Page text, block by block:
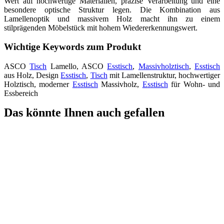
besondere optische Struktur legen. Die Kombination aus
Lamellenoptik und massivem Holz macht ihn zu einem
stilprägenden Möbelstück mit hohem Wiedererkennungswert.
Wichtige Keywords zum Produkt
ASCOTisch Lamello, ASCOEsstisch, Massivholztisch,Esstisch
aus Holz, DesignEsstisch, Tisch mit Lamellenstruktur, hochwertiger
Holztisch, moderner Esstisch Massivholz, Esstisch für Wohn- und
Essbereich
Das könnte Ihnen auch gefallen